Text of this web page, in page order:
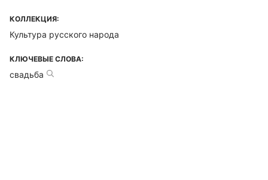
КОЛЛЕКЦИЯ:
Культура русского народа
КЛЮЧЕВЫЕ СЛОВА:
свадьба